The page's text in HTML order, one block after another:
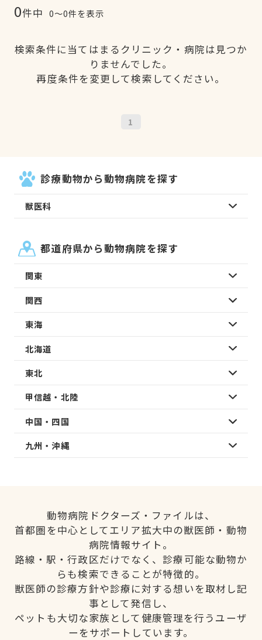
0件中 0〜0件を表示
検索条件に当てはまるクリニック・病院は見つか
りませんでした。
再度条件を変更して検索してください。
1
診療動物から動物病院を探す
獣医科
都道府県から動物病院を探す
関東
関西
東海
北海道
東北
甲信越・北陸
中国・四国
九州・沖縄
動物病院ドクターズ・ファイルは、
首都圏を中心としてエリア拡大中の獣医師・動物
病院情報サイト。
路線・駅・行政区だけでなく、診療可能な動物か
らも検索できることが特徴的。
獣医師の診療方針や診療に対する想いを取材し記
事として発信し、
ペットも大切な家族として健康管理を行うユーザ
ーをサポートしています。